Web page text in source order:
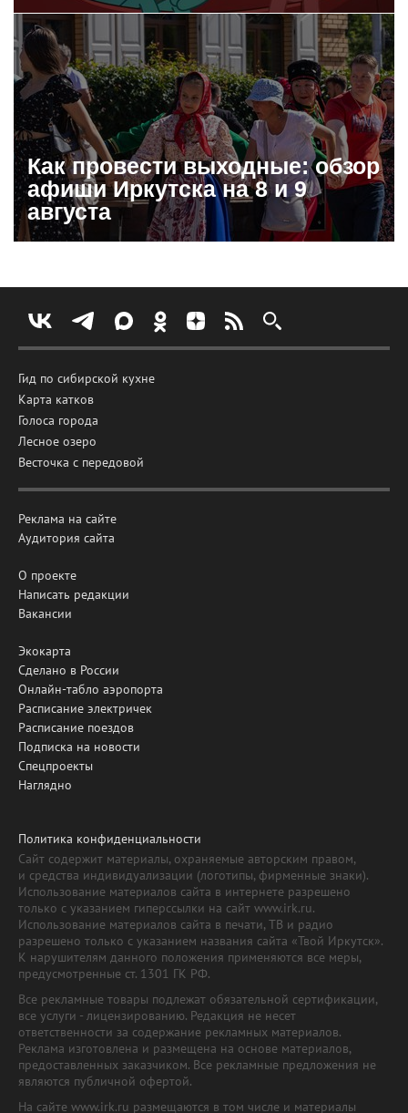
Как провести выходные: обзор
афиши Иркутска на 8 и 9
августа
Гид по сибирской кухне
Карта катков
Голоса города
Лесное озеро
Весточка с передовой
Реклама на сайте
Аудитория сайта
О проекте
Написать редакции
Вакансии
Экокарта
Сделано в России
Онлайн-табло аэропорта
Расписание электричек
Расписание поездов
Подписка на новости
Спецпроекты
Наглядно
Политика конфиденциальности
Сайт содержит материалы, охраняемые авторским правом,
и средства индивидуализации (логотипы, фирменные знаки).
Использование материалов сайта в интернете разрешено
только с указанием гиперссылки на сайт www.irk.ru.
Использование материалов сайта в печати, ТВ и радио
разрешено только с указанием названия сайта «Твой Иркутск».
К нарушителям данного положения применяются все меры,
предусмотренные ст. 1301 ГК РФ.
Все рекламные товары подлежат обязательной сертификации,
все услуги - лицензированию. Редакция не несет
ответственности за содержание рекламных материалов.
Реклама изготовлена и размещена на основе материалов,
предоставленных заказчиком. Все рекламные предложения не
являются публичной офертой.
На сайте www.irk.ru размещаются в том числе и материалы